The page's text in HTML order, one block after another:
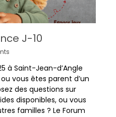
J-10
à Saint-Jean-d’Angle
vous êtes parent d’un
des questions sur
disponibles, ou vous
familles ? Le Forum